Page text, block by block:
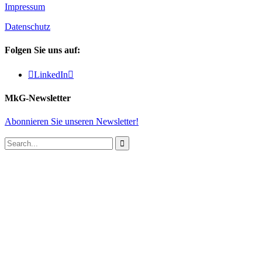
Impressum
Datenschutz
Folgen Sie uns auf:
LinkedIn
MkG-Newsletter
Abonnieren Sie unseren Newsletter!
